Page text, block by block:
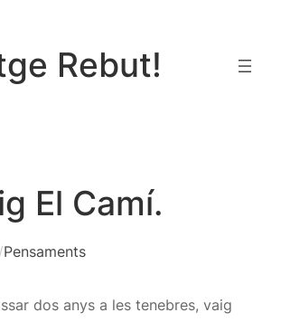
Rebut!
El Camí.
/Pensaments
dos anys a les tenebres, vaig